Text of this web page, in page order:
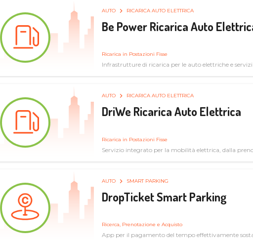
AUTO RICARICA AUTO ELETTRICA
Be Power Ricarica Auto
Ricarica in Postazioni Fisse
Infrastrutture di ricarica per le auto elettriche e servizi
AUTO RICARICA AUTO ELETTRICA
DriWe Ricarica Auto Elettrica
Ricarica in Postazioni Fisse
Servizio integrato per la mobilità elettrica, dalla
AUTO SMART PARKING
DropTicket Smart Parking
Ricerca, Prenotazione e Acquisto
App per il pagamento del tempo effettivamente